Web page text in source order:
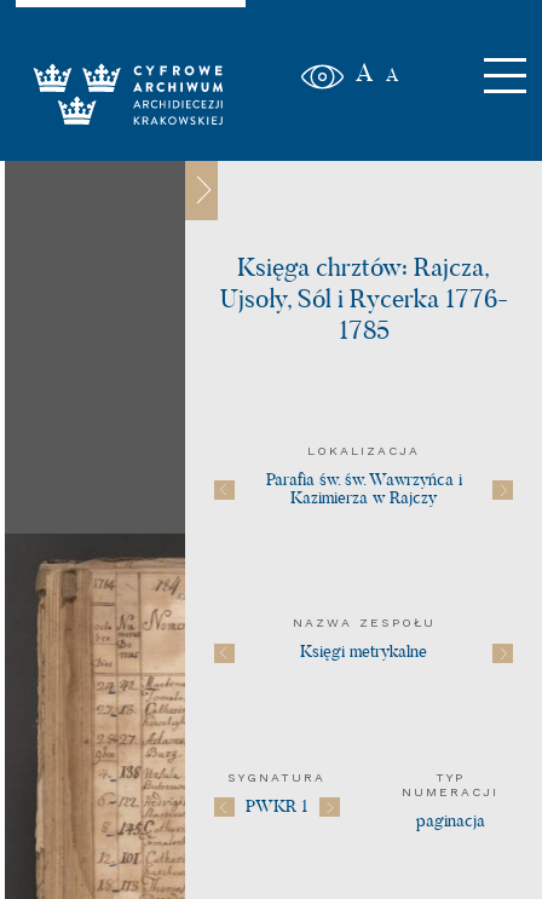
A A
Księga chrztów: Rajcza,
Ujsoły, Sól i Rycerka 1776-
1785
LOKALIZACJA
Parafia św. św. Wawrzyńca i
Kazimierza w Rajczy
NAZWA ZESPOŁU
Księgi metrykalne
SYGNATURA
PWKR 1
TYP
NUMERACJI
paginacja